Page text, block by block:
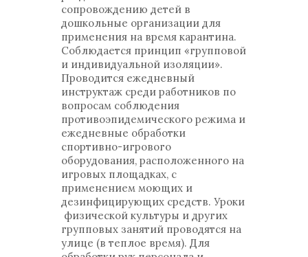
сопровождению детей в
дошкольные организации для
применения на время карантина.
Соблюдается принцип «групповой
и индивидуальной изоляции».
Проводится ежедневный
инструктаж среди работников по
вопросам соблюдения
противоэпидемического режима и
ежедневные обработки
спортивно-игрового
оборудования, расположенного на
игровых площадках, с
применением моющих и
дезинфицирующих средств. Уроки
физической культуры и других
групповых занятий проводятся на
улице (в теплое время). Для